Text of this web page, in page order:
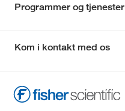
Programmer og tjenester
Kom i kontakt med os